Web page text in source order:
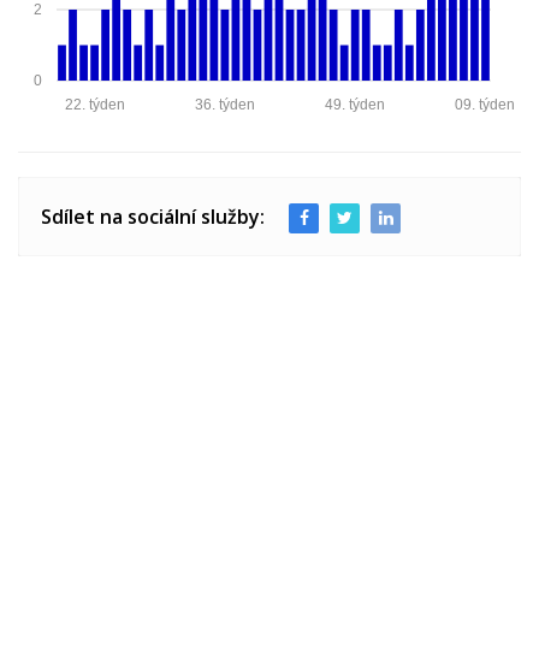
0
2
09. týden
49. týden
36. týden
22. týden
Sdílet na sociální služby: